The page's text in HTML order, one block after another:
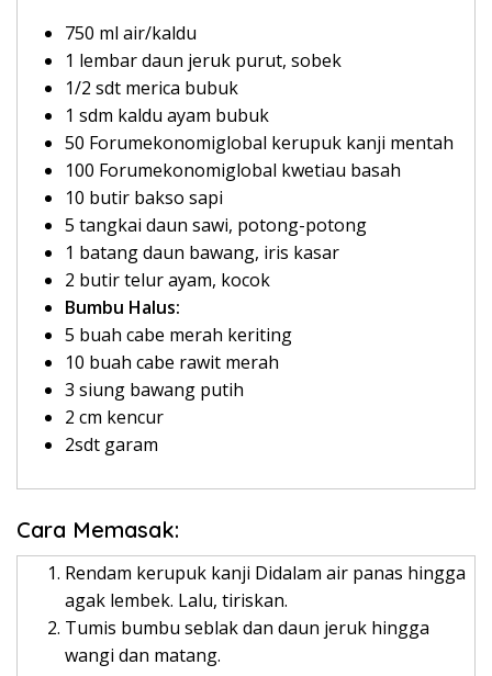
750 ml air/kaldu
1 lembar daun jeruk purut, sobek
1/2 sdt merica bubuk
1 sdm kaldu ayam bubuk
50 Forumekonomiglobal kerupuk kanji mentah
100 Forumekonomiglobal kwetiau basah
10 butir bakso sapi
5 tangkai daun sawi, potong-potong
1 batang daun bawang, iris kasar
2 butir telur ayam, kocok
Bumbu Halus:
5 buah cabe merah keriting
10 buah cabe rawit merah
3 siung bawang putih
2 cm kencur
2sdt garam
Cara Memasak:
Rendam kerupuk kanji Didalam air panas hingga
agak lembek. Lalu, tiriskan.
Tumis bumbu seblak dan daun jeruk hingga
wangi dan matang.